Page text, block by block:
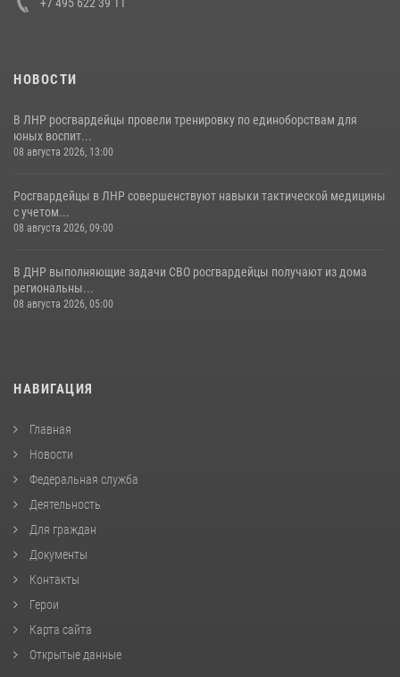
НОВОСТИ
В ЛНР росгвардейцы провели тренировку по единоборствам для
юных воспит...
08 августа 2026, 13:00
Росгвардейцы в ЛНР совершенствуют навыки тактической медицины
с учетом...
08 августа 2026, 09:00
В ДНР выполняющие задачи СВО росгвардейцы получают из дома
региональны...
08 августа 2026, 05:00
НАВИГАЦИЯ
Главная
Новости
Федеральная служба
Деятельность
Для граждан
Документы
Контакты
Герои
Карта сайта
Открытые данные